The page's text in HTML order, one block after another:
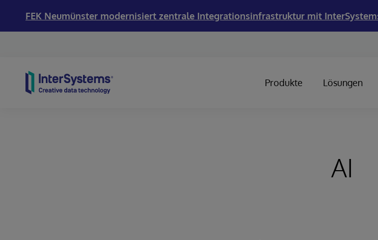
FEK Neumünster modernisiert zentrale Integrationsinfrastruktur mit
Produkte Lösungen
AI